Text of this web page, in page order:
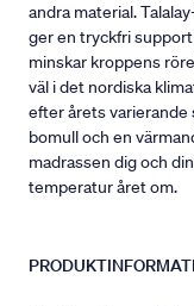
andra material.
ger en tryckfri
minskar kroppens
väl i det nordiska
efter årets varierande
bomull och en
madrassen dig och
temperatur året om.